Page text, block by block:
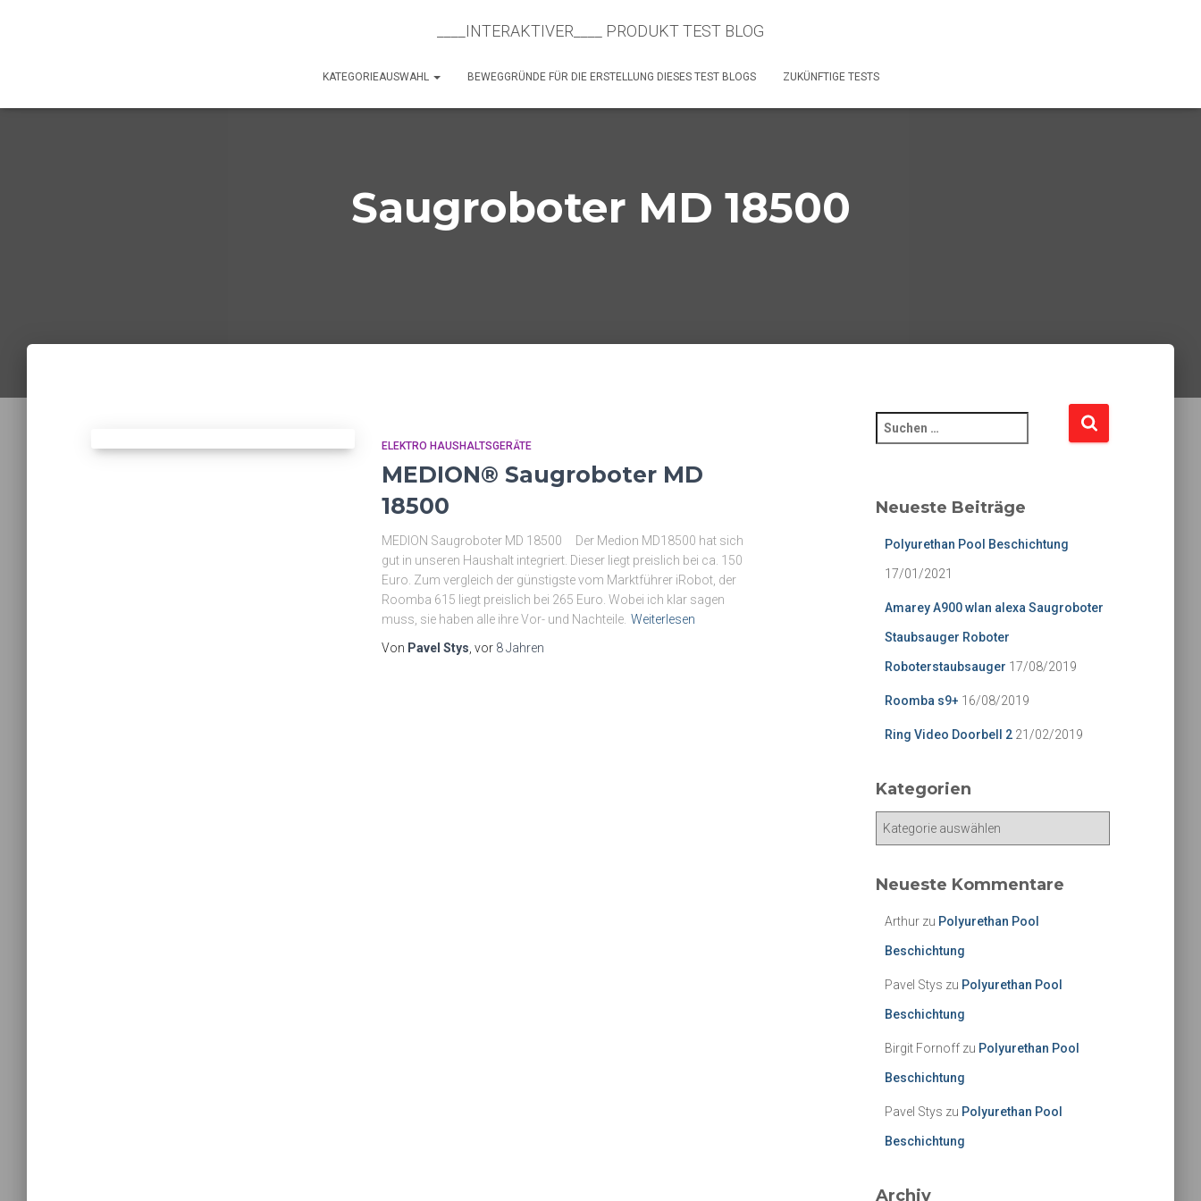
____INTERAKTIVER____ PRODUKT TEST BLOG
KATEGORIEAUSWAHL BEWEGGRÜNDE FÜR DIE ERSTELLUNG DIESES TEST BLOGS ZUKÜNFTIGE TESTS
Saugroboter MD 18500
ELEKTRO HAUSHALTSGERÄTE
MEDION® Saugroboter MD
18500
MEDION Saugroboter MD 18500 Der Medion MD18500 hat sich
gut in unseren Haushalt integriert. Dieser liegt preislich bei ca. 150
Euro. Zum vergleich der günstigste vom Marktführer iRobot, der
Roomba 615 liegt preislich bei 265 Euro. Wobei ich klar sagen
muss, sie haben alle ihre Vor- und Nachteile. Weiterlesen
Von Pavel Stys , vor 8 Jahren
u
eNeueste Beiträge
Polyurethan Pool Beschichtung
17/01/2021
Amarey A900 wlan alexa Saugroboter
Staubsauger Roboter
Roboterstaubsauger 17/08/2019
Roomba s9+ 16/08/2019
Ring Video Doorbell 2 21/02/2019
Kategorien
e
Neueste Kommentare
Arthurzu Polyurethan Pool
Beschichtung
Pavel Stys zu Polyurethan Pool
Beschichtung
Birgit Fornoffzu Polyurethan Pool
Beschichtung
Pavel Stys zu Polyurethan Pool
Beschichtung
Archiv